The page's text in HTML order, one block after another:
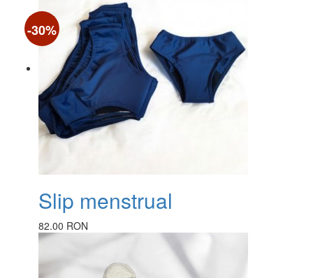
Slip menstrual
82.00 RON
-30%